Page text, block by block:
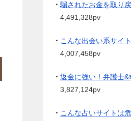
・ 騙されたお金を取り
4,491,328pv
・ こんな出会い系サイ
4,007,458pv
・ 返金に強い！弁護士&
3,827,124pv
・ こんな占いサイトは危